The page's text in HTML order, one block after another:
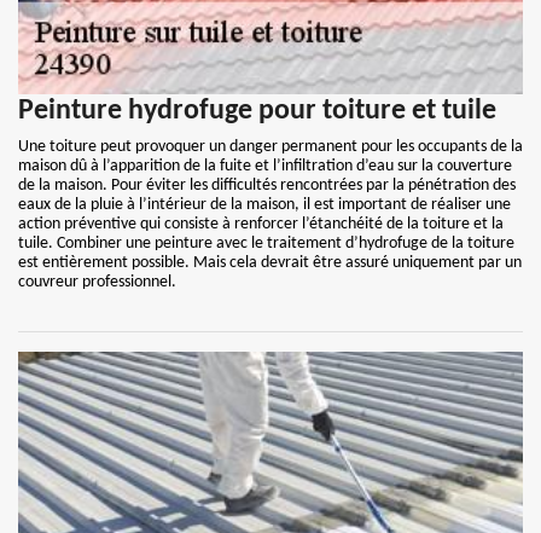
Peinture hydrofuge pour toiture et tuile
Une toiture peut provoquer un danger permanent pour les occupants de la
maison dû à l’apparition de la fuite et l’infiltration d’eau sur la couverture
de la maison. Pour éviter les difficultés rencontrées par la pénétration des
eaux de la pluie à l’intérieur de la maison, il est important de réaliser une
action préventive qui consiste à renforcer l’étanchéité de la toiture et la
tuile. Combiner une peinture avec le traitement d’hydrofuge de la toiture
est entièrement possible. Mais cela devrait être assuré uniquement par un
couvreur professionnel.